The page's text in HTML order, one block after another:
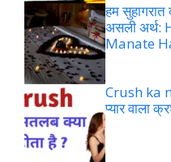
हम सुहागरात
असली अर्थ:
Manate
Crush ka
प्यार वाला